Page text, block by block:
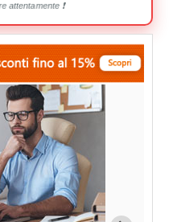
attentamente ❗